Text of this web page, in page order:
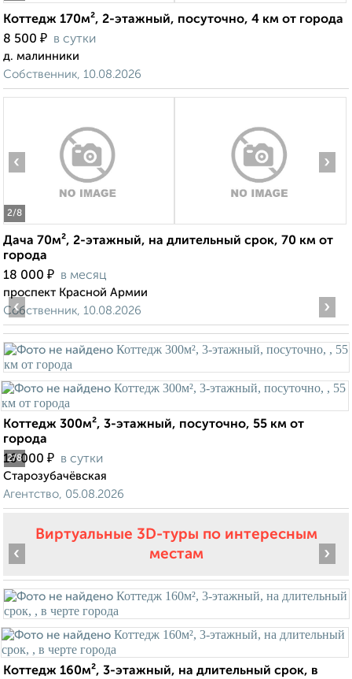
Коттедж 170м², 2-этажный, посуточно, 4 км от города
8 500 ₽ в сутки
д. малинники
Собственник, 10.08.2026
2/8
‹ ›
Дача 70м², 2-этажный, на длительный срок, 70 км от
города
18 000 ₽ в месяц
проспект Красной Армии
Собственник, 10.08.2026
2/8
‹ ›
Коттедж 300м², 3-этажный, посуточно, 55 км от
города
16 000 ₽ в сутки
Старозубачёвская
Агентство, 05.08.2026
Виртуальные 3D-туры по интересным
местам
‹ ›
Коттедж 160м², 3-этажный, на длительный срок, в